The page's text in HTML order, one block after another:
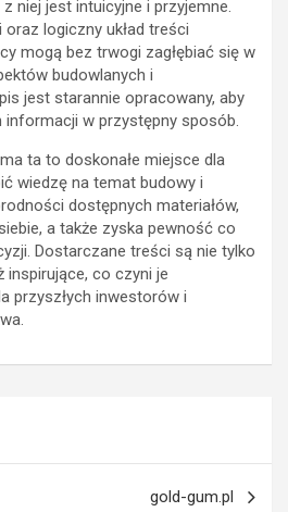
niej jest intuicyjne i przyjemne.
logiczny układ treści
mogą bez trwogi zagłębiać się w
budowlanych i
jest starannie opracowany, aby
w przystępny sposób.
ta to doskonałe miejsce dla
wiedzę na temat budowy i
dostępnych materiałów,
a także zyska pewność co
Dostarczane treści są nie tylko
inspirujące, co czyni je
przyszłych inwestorów i
gold-gum.pl